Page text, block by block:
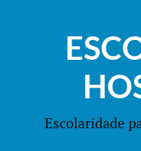
Escolaridade